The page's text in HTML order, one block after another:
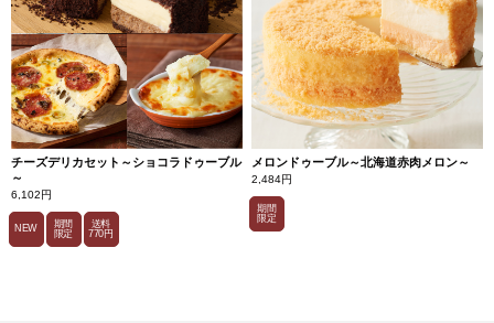
チーズデリカセット～ショコラドゥーブル
～
6,102円
NEW
期間
限定
送料
770円
メロンドゥーブル～北海道赤肉メロン～
2,484円
期間
限定